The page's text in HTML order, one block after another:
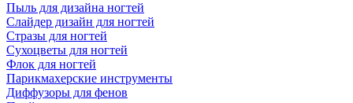
Пыль для дизайна ногтей
Слайдер дизайн для ногтей
Стразы для ногтей
Сухоцветы для ногтей
Флок для ногтей
Парикмахерские инструменты
Диффузоры для фенов